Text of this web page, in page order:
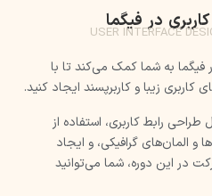
در فیگما
USER INTERFACE
فیگما به شما کمک می‌کند تا با
کاربری زیبا و کاربرپسند ایجاد کنید.
رابط کاربری، استفاده از
و المان‌های گرافیکی، و ایجاد
در این دوره، شما می‌توانید